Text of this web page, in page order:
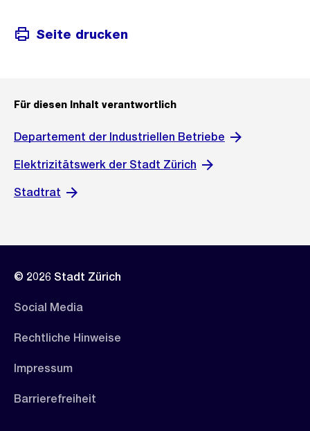
Seite drucken
Für diesen Inhalt verantwortlich
Departement der Industriellen Betriebe
Elektrizitätswerk der Stadt Zürich
Stadtrat
© 2026 Stadt Zürich
Social Media
Rechtliche Hinweise
Impressum
Barrierefreiheit